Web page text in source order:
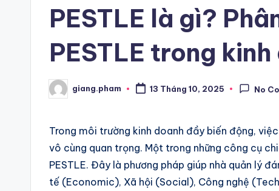
PESTLE là gì?
PESTLE trong
Posted
by
giang.pham 13 Tháng 10, 2025 No
Trong môi trường kinh doanh đầy biến động,
vô cùng quan trọng. Một trong những công cụ
PESTLE. Đây là phương pháp giúp nhà quản lý
tế (Economic), Xã hội (Social), Công nghệ